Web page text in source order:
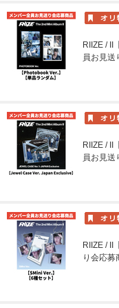
RIIZE / II
員お見送
RIIZE / II
員お見送
RIIZE / II
り会応募